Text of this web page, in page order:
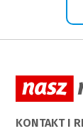
KONTAKT I